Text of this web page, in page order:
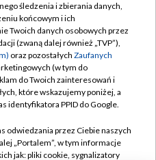
TVP
zgody
śledzenia i zbierania danych,
końcowym i ich
Twoich danych osobowych przez
(zwaną dalej również „TVP”),
oraz pozostałych Zaufanych
(w tym do
do Twoich zainteresowań i
które wskazujemy poniżej, a
identyfikatora PPID do Google.
odwiedzania przez Ciebie naszych
„Portalem”, w tym informacje
jak: pliki cookie, sygnalizatory